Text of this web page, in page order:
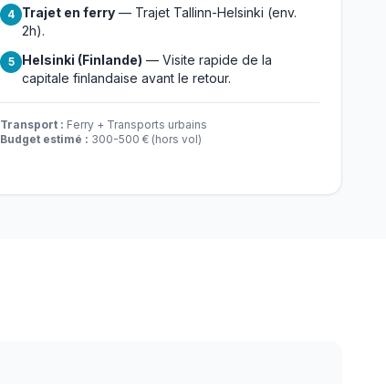
4 Trajet en ferry — Trajet Tallinn-Helsinki (env.
2h).
5 Helsinki (Finlande) — Visite rapide de la
capitale finlandaise avant le retour.
Transport : Ferry + Transports urbains
Budget estimé : 300-500 € (hors vol)